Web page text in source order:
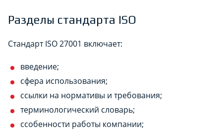
Разделы стандарта ISO
Стандарт ISO 27001 включает:
введение;
сфера использования;
ссылки на нормативы и требования;
терминологический словарь;
ссобенности работы компании;